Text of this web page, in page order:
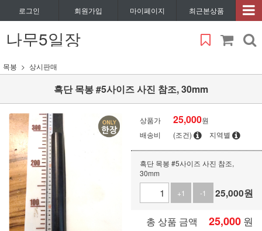
로그인 회원가입 마이페이지 최근본상품
나무5일장
목봉 상시판매
흑단 목봉 #5사이즈 사진 참조, 30mm
상품가 25,000원
배송비
(조건) 지역별
흑단 목봉 #5사이즈 사진 참조,
30mm
+1
-1 25,000원
총 상품 금액 25,000 원